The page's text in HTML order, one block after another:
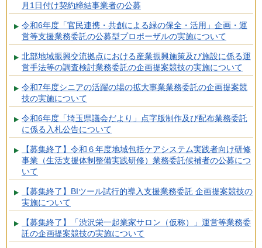
月1日付け契約締結事業者の公募
令和6年度「官民連携・共創による緑の保全・活用」企画・運
営等支援業務委託の公募型プロポーザルの実施について
北部地域振興交流拠点における産業振興施策及び施設に係る運
営手法等の調査検討業務委託の企画提案競技の実施について
令和7年度シニアの活躍の場の拡大事業業務委託の企画提案競
技の実施について
令和6年度「埼玉県議会だより」点字版制作及び配布業務委託
に係る入札公告について
【募集終了】令和６年度地域包括ケアシステム実践者向け研修
事業（生活支援体制整備実践研修）業務委託候補者の公募につ
いて
【募集終了】BIツール試行的導入支援業務委託 企画提案競技の
実施について
【募集終了】「渋沢栄一起業家サロン（仮称）」運営等業務委
託の企画提案競技の実施について